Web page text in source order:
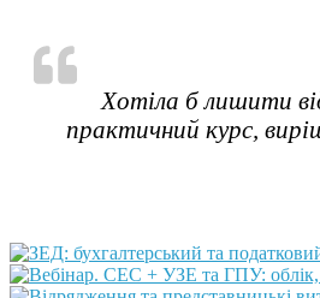
Хотіла б лишити
практичний курс,